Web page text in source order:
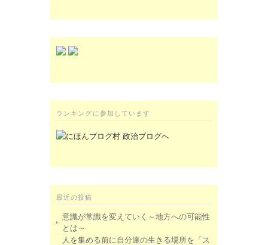
ランキングに参加しています
最近の投稿
意識が常識を変えていく～地方への可能性
とは～
人を集める前に自分達の生きる場所を「ス